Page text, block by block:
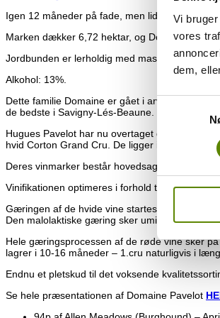
Vi
vores
dem,
Samtykkevalg
Igen 12 måneder på fade, men lidt flere nye
Marken dækker 6,72 hektar, og Domaine
Jordbunden er lerholdig med masser af sand i
Alkohol: 13%.
Dette familie Domaine er gået i arv fra
de bedste i Savigny-Lés-Beaune.
Hugues Pavelot har nu overtaget dette
hvid Corton Grand Cru. De ligger i byen
Deres vinmarker består hovedsageligt at
Vinifikationen optimeres i forhold til det
Gæringen af de hvide vine startes i tank, men
Den malolaktiske gæring sker umiddelbart
Hele gæringsprocessen af de røde vine sker
lagrer i 10-16 måneder – 1.cru naturligvis i
Endnu et pletskud til det voksende
Se hele præsentationen af Domaine Pavelot